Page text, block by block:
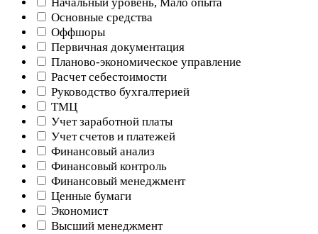
Начальный уровень, Мало опыта
Основные средства
Оффшоры
Первичная документация
Планово-экономическое управление
Расчет себестоимости
Руководство бухгалтерией
ТМЦ
Учет заработной платы
Учет счетов и платежей
Финансовый анализ
Финансовый контроль
Финансовый менеджмент
Ценные бумаги
Экономист
Высший менеджмент